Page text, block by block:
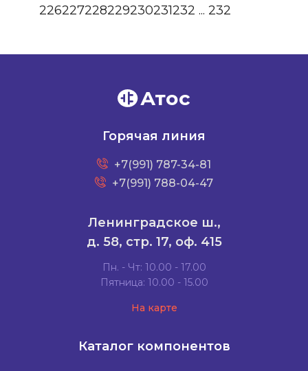
226227228229230231232 ... 232
Атос
Горячая линия
+7(991) 787-34-81
+7(991) 788-04-47
Ленинградское ш.,
д. 58, стр. 17, оф. 415
Пн. - Чт: 10.00 - 17.00
Пятница: 10.00 - 15.00
На карте
Каталог компонентов